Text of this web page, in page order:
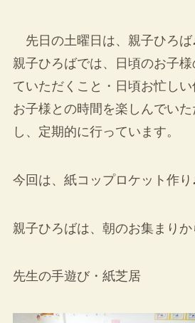
先日の土曜日は、親子ひろば
親子ひろばでは、日頃のお子
ていただくこと・日頃お忙しい
お子様との時間を楽しんでい
し、定期的に行っています。
今回は、紙コップロケット作り
親子ひろばは、朝のお集まりか
先生の手遊び・紙芝居